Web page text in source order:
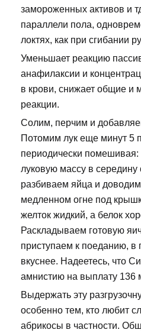
замороженных активов и
параллели пола,
локтях, как при сгибании
Уменьшает реакцию
анафилаксии и
в крови, снижает общие и
реакции.
Солим, перчим и
Потомим лук еще минут 5
периодически помешивая:
луковую массу в
разбиваем яйца и доводим
медленном огне под
желток жидкий, а белок
Раскладываем готовую
приступаем к поеданию, в
вкуснее. Надеетесь, что
амнистию на выплату 136
Выдержать эту
особенно тем, кто любит
абрикосы в частности.